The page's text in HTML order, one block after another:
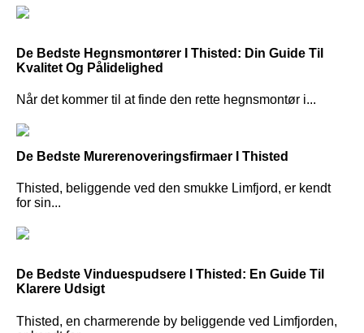
De Bedste Hegnsmontører I Thisted: Din Guide Til
Kvalitet Og Pålidelighed
Når det kommer til at finde den rette hegnsmontør i...
De Bedste Murerenoveringsfirmaer I Thisted
Thisted, beliggende ved den smukke Limfjord, er kendt
for sin...
De Bedste Vinduespudsere I Thisted: En Guide Til
Klarere Udsigt
Thisted, en charmerende by beliggende ved Limfjorden,